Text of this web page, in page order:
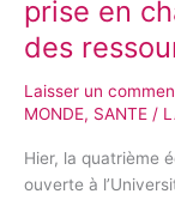
prise en
des
Laisser un
MONDE, SANTE /
Hier, la quatrième
ouverte à